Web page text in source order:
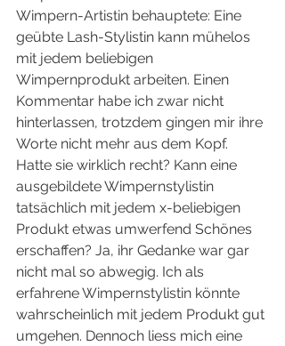
Wimpern-Artistin behauptete: Eine
geübte Lash-Stylistin kann mühelos
mit jedem beliebigen
Wimpernprodukt arbeiten. Einen
Kommentar habe ich zwar nicht
hinterlassen, trotzdem gingen mir ihre
Worte nicht mehr aus dem Kopf.
Hatte sie wirklich recht? Kann eine
ausgebildete Wimpernstylistin
tatsächlich mit jedem x-beliebigen
Produkt etwas umwerfend Schönes
erschaffen? Ja, ihr Gedanke war gar
nicht mal so abwegig. Ich als
erfahrene Wimpernstylistin könnte
wahrscheinlich mit jedem Produkt gut
umgehen. Dennoch liess mich eine